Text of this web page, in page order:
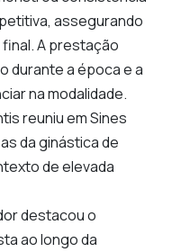
assegurando
A prestação
durante a época e a
na modalidade.
reuniu em Sines
da ginástica de
de elevada
destacou o
ao longo da